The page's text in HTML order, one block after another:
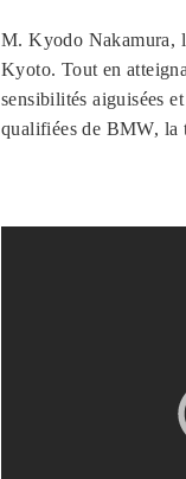
M. Kyodo Nakamura,
Kyoto. Tout en
sensibilités aiguisées
qualifiées de BMW, la